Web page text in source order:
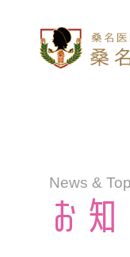
News &
お